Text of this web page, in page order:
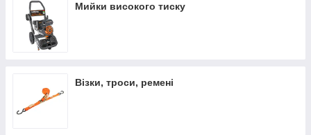
Мийки високого тиску
Візки, троси, ремені